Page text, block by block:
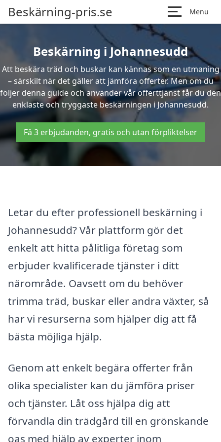
Beskärning-pris.se Menu
Beskärning i Johannesudd
Att beskära träd och buskar kan kännas som en utmaning
– särskilt när det gäller att jämföra offerter. Men om du
följer denna guide och använder vår offerttjänst får du den
enklaste och tryggaste beskärningen i Johannesudd.
Få 3 erbjudanden, gratis och utan förpliktelser
Letar du efter professionell beskärning i
Johannesudd? Vår plattform gör det
enkelt att hitta pålitliga företag som
erbjuder kvalificerade tjänster i ditt
närområde. Oavsett om du behöver
trimma träd, buskar eller andra växter, så
har vi resurserna som hjälper dig att få
bästa möjliga hjälp.
Genom att enkelt begära offerter från
olika specialister kan du jämföra priser
och tjänster. Låt oss hjälpa dig att
förvandla din trädgård till en grönskande
oas med hjälp av experter inom